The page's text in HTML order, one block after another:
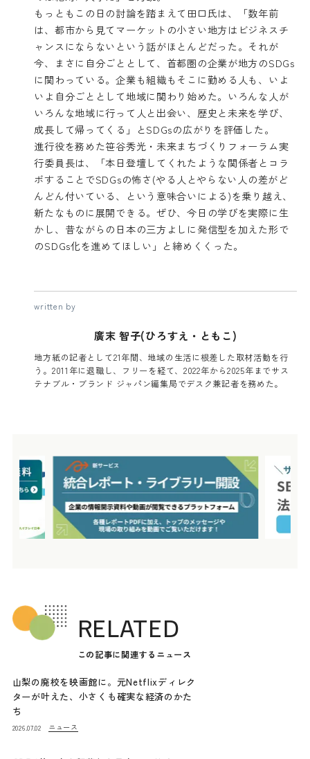
もっともこの日の討論を踏まえて田口氏は、「数年前
は、都市から見てマーケットの小さい地方はビジネスチ
ャンスにならないという話がほとんどだった。それが
今、まさに自分ごととして、首都圏の企業が地方のSDGs
に関わっている。企業も組織もそこに勤める人も、いよ
いよ自分ごととして地域に関わり始めた。いろんな人が
いろんな地域に行って人と出会い、歴史と未来を学び、
成長して帰ってくる」とSDGsの広がりを評価した。
進行役を務めた笹谷秀光・未来まちづくりフォーラム実
行委員長は、「本日登壇してくれたような関係者とコラ
ボすることでSDGsの怖さ(やる人とやらない人の差がど
んどん付いている、という意味合いによる)を乗り越え、
新たなものに展開できる。ぜひ、今日の学びを実際に生
かし、昔ながらの日本の三方よしに発信型を加えた形で
のSDGs化を進めてほしい」と締めくくった。
written by
廣末 智子(ひろすえ・ともこ)
地方紙の記者として21年間、地域の生活に根差した取材活動を行
う。2011年に退職し、フリーを経て、2022年から2025年までサス
テナブル・ブランド ジャパン編集局でデスク兼記者を務めた。
RELATED
この記事に関連するニュース
山梨の廃校を映画館に。元Netflixディレク
ターが叶えた、小さくも確実な経済のかた
ち
2026.07.02 ニュース